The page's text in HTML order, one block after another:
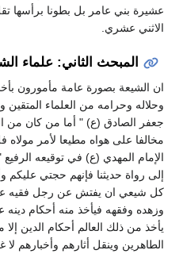
عشيرة بني عامر بل بطونا برأسها
الاثني عشري.
المبحث الثاني: علماء
ان الشيعة بصورة عامة مأمورون
وحلاله وحرامه من العلماء المتقين
جعفر الصادق (ع) " أما من كان من
مخالفا على هواه مطيعا لأمر مولاه
الإمام المهدي (ع) في توقيعه الرفيع
إلى رواة حديثنا فإنهم حجتي عليكم
كل شيعي ان يفتش عن رجل فقيه
وزهده وفقهه فيأخذ منه أحكام دينه
يأخذ من ذلك العالم أحكام الدين
الطاهرين وينقل أثارهم وأخبارهم لا